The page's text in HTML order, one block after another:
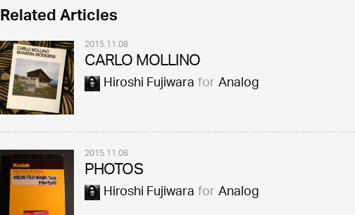
Related Articles
2015.11.08
CARLO MOLLINO
Hiroshi FujiwaraforAnalog
2015.11.08
PHOTOS
Hiroshi FujiwaraforAnalog